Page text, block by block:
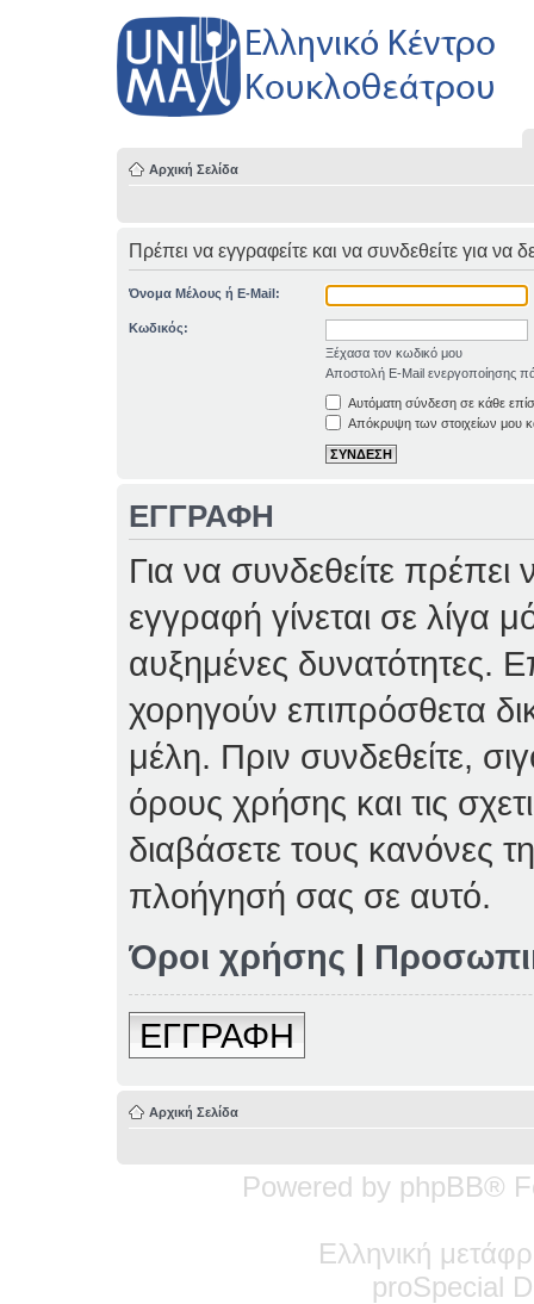
Αρχική Σελίδα
Πρέπει να εγγραφείτε και να συνδεθείτε για να
Όνομα Μέλους ή E-Mail:
Κωδικός:
Ξέχασα τον κωδικό μου
Αποστολή E-Mail ενεργοποίησης
Αυτόματη σύνδεση σε κάθε
Απόκρυψη των στοιχείων μου
ΕΓΓΡΑΦΗ
Για να συνδεθείτε
εγγραφή γίνεται σε λίγα
αυξημένες δυνατότητες.
χορηγούν επιπρόσθετα
μέλη. Πριν συνδεθείτε,
όρους χρήσης και τις
διαβάσετε τους κανόνες
πλοήγησή σας σε αυτό.
Όροι χρήσης |
ΕΓΓΡΑΦΗ
Αρχική Σελίδα
Powered by phpBB®
Ελληνική
proSpecial